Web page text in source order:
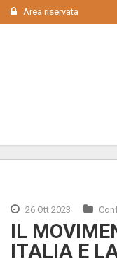
Area riservata
26 Ott 2023
IL
ITALIA E